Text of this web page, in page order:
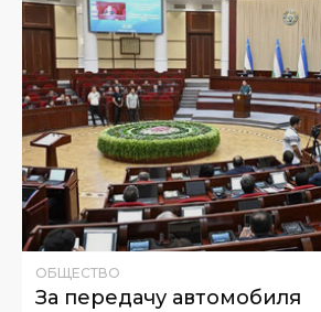
ОБЩЕСТВО
За передачу автомобиля